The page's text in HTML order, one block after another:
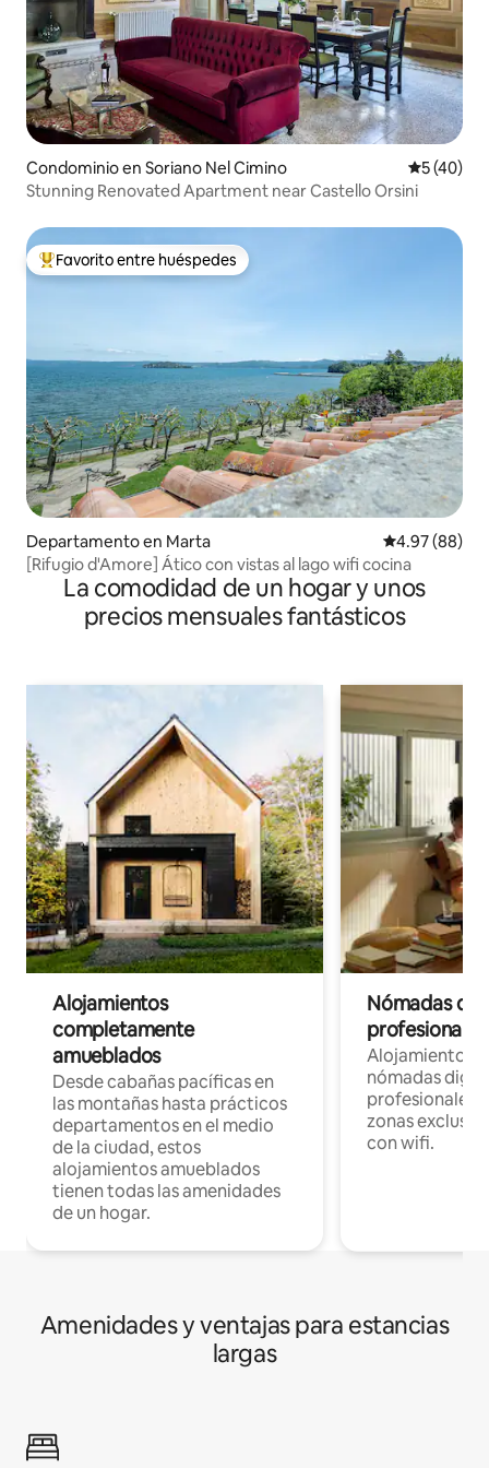
Condominio en Soriano Nel Cimino
5 (40)
Stunning Renovated Apartment near Castello Orsini
De los mejores en Favorito entre huéspedes
Favorito entre huéspedes
Departamento en Marta Calificación
4.97 (88)
[Rifugio d'Amore] Ático con vistas al lago wifi cocina
La comodidad de un hogar y unos
precios mensuales fantásticos
Alojamientos
completamente
amueblados
Desde cabañas pacíficas en
las montañas hasta prácticos
departamentos en el medio
de la ciudad, estos
alojamientos amueblados
tienen todas las amenidades
de un hogar.
Nómadas
Alojamientos
nómadas
profesionales
zonas
con wifi.
Amenidades y ventajas para estancias
largas